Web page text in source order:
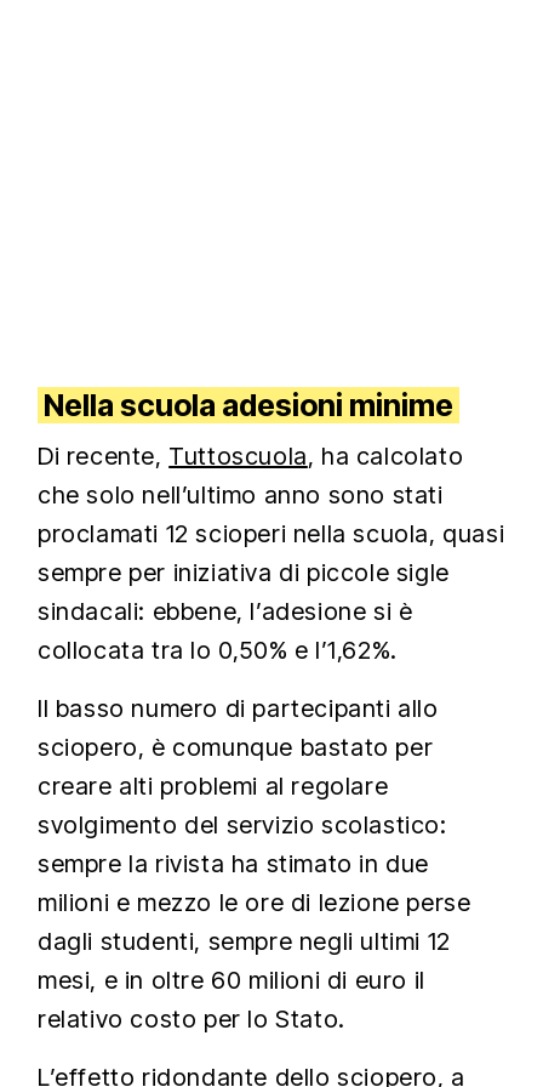
Nella scuola adesioni minime
Di recente, Tuttoscuola, ha calcolato
che solo nell’ultimo anno sono stati
proclamati 12 scioperi nella scuola, quasi
sempre per iniziativa di piccole sigle
sindacali: ebbene, l’adesione si è
collocata tra lo 0,50% e l’1,62%.
Il basso numero di partecipanti allo
sciopero, è comunque bastato per
creare alti problemi al regolare
svolgimento del servizio scolastico:
sempre la rivista ha stimato in due
milioni e mezzo le ore di lezione perse
dagli studenti, sempre negli ultimi 12
mesi, e in oltre 60 milioni di euro il
relativo costo per lo Stato.
L’effetto ridondante dello sciopero, a